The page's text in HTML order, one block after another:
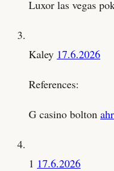
Luxor las vegas
Kaley 17.6.2026
References:
G casino bolton
1 17.6.2026